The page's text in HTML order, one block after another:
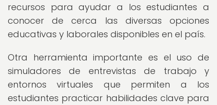
recursos para ayudar a los estudiantes a
conocer de cerca las diversas opciones
educativas y laborales disponibles en el país.
Otra herramienta importante es el uso de
simuladores de entrevistas de trabajo y
entornos virtuales que permiten a los
estudiantes practicar habilidades clave para